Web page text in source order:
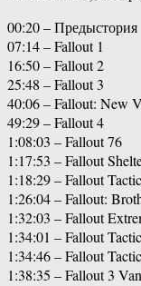
00:20 – Предыстория
07:14 – Fallout 1
16:50 – Fallout 2
25:48 – Fallout 3
40:06 – Fallout: New
49:29 – Fallout 4
1:08:03 – Fallout 76
1:17:53 – Fallout
1:18:29 – Fallout
1:26:04 – Fallout:
1:32:03 – Fallout
1:34:01 – Fallout
1:34:46 – Fallout
1:38:35 – Fallout 3